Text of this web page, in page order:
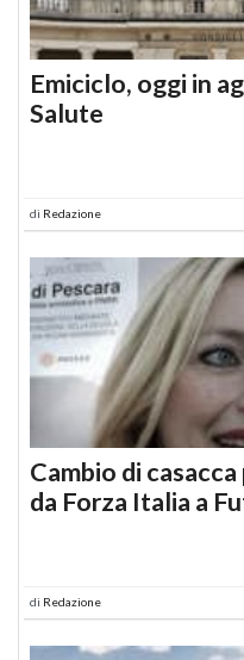
Emiciclo, oggi in
Salute
di Redazione
Cambio di
da Forza Italia a
di Redazione